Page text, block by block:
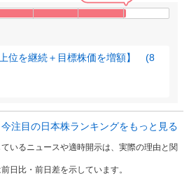
位を継続＋目標株価を増額】 (8
今注目の日本株ランキングをもっと見る
いるニュースや適時開示は、実際の理由と関
日比・前日差を示しています。